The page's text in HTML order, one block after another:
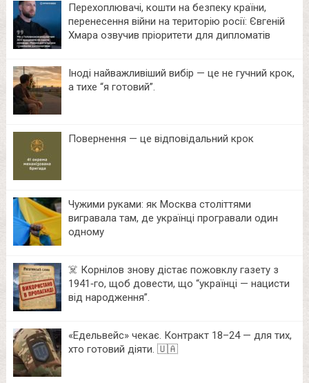
Перехоплювачі, кошти на безпеку країни,
перенесення війни на територію росії: Євгеній
Хмара озвучив пріоритети для дипломатів
Іноді найважливіший вибір — це не гучний крок,
а тихе “я готовий”.
Повернення — це відповідальний крок
Чужими руками: як Москва століттями
вигравала там, де українці програвали один
одному
☠️ Корнілов знову дістає пожовклу газету з
1941‑го, щоб довести, що “українці — нацисти
від народження”.
«Едельвейс» чекає. Контракт 18–24 — для тих,
хто готовий діяти. 🇺🇦